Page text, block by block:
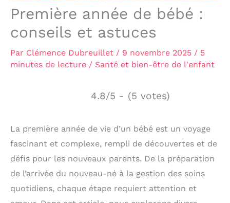
Première année de bébé :
conseils et astuces
Par Clémence Dubreuillet / 9 novembre 2025 / 5
minutes de lecture / Santé et bien-être de l'enfant
4.8/5 - (5 votes)
La première année de vie d’un bébé est un voyage
fascinant et complexe, rempli de découvertes et de
défis pour les nouveaux parents. De la préparation
de l’arrivée du nouveau-né à la gestion des soins
quotidiens, chaque étape requiert attention et